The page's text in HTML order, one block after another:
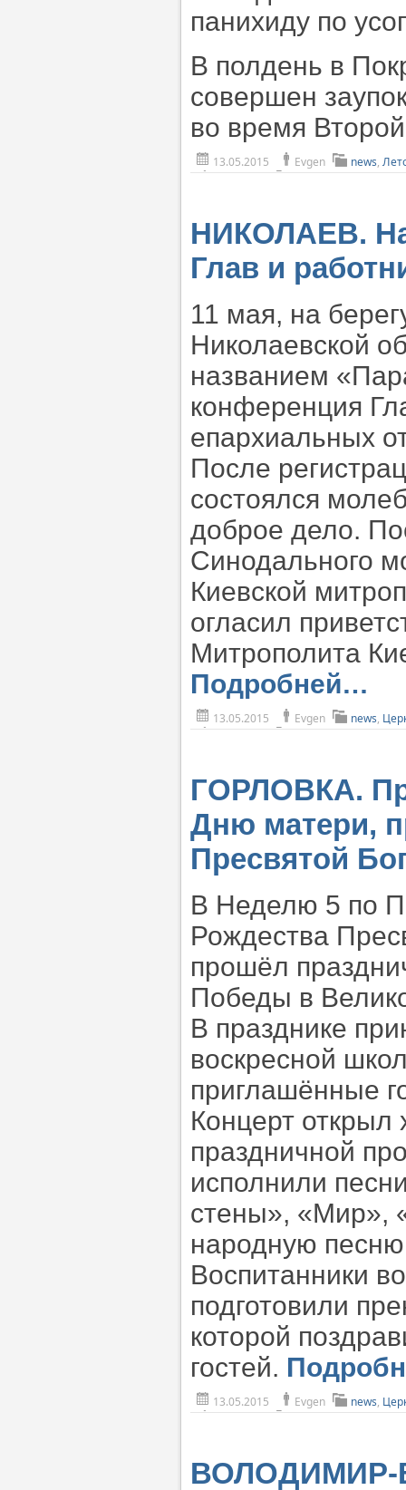
панихиду по
В полдень в
совершен
во время
13.05.2015 Evgen news,
НИКОЛАЕВ.
Глав и
11 мая, на
Николаевской
названием
конференция
епархиальных
После
состоялся
доброе дело.
Синодального
Киевской
огласил
Митрополита
Подробней…
13.05.2015 Evgen news,
ГОРЛОВКА.
Дню матери,
Пресвятой
В Неделю 5 по
Рождества
прошёл
Победы в
В празднике
воскресной
приглашённые
Концерт открыл
праздничной
исполнили
стены», «Мир»,
народную
Воспитанники
подготовили
которой
гостей.
13.05.2015 Evgen news,
ВОЛОДИМИР-